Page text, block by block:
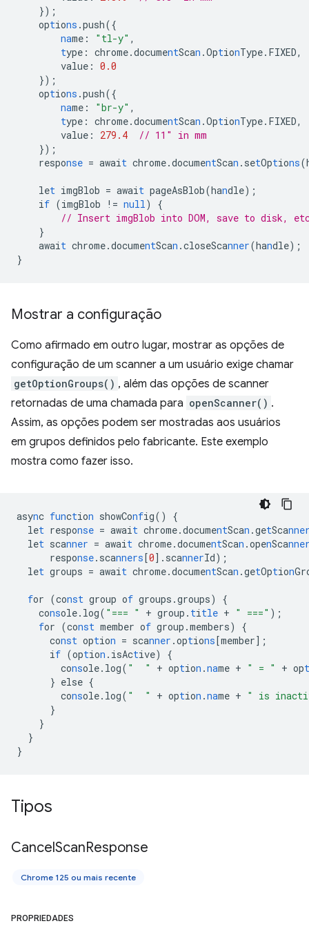
});
options .push({
name : "tl-y" ,
type : chrome.documentScan .OptionType.FIXED,
value : 0.0
});
options .push({
name : "br-y" ,
type : chrome.documentScan .OptionType.FIXED,
value : 279.4
// 11" in mm
});
response = await chrome.documentScan .setOptions
let imgBlob = await pageAsBlob(handle);
if (imgBlob != null)
{
// Insert imgBlob into DOM, save to disk,
}
await chrome.documentScan .closeScanner(handle);
}
Mostrar a configuração
Como afirmado em outro lugar, mostrar as opções de
configuração de um scanner a um usuário exige chamar
getOptionGroups() , além das opções de scanner
retornadas de uma chamada para openScanner() .
Assim, as opções podem ser mostradas aos usuários
em grupos definidos pelo fabricante. Este exemplo
mostra como fazer isso.
async function showConfig()
{
let response = await chrome.documentScan .getSca
let scanner = await chrome.documentScan .openSca
response.scanners[0] .scannerId);
let groups = await chrome.documentScan .getOption
for (const group of groups.groups)
{
console.log( "=== " + group. title + " ===" );
for (const member of group.members)
{
const option = scanner .options[member] ;
if (option .isActive)
{
console.log( "  " + option .name + " = " + opt
} else {
console.log( "  " + option .name + " is
}
}
}
}
Tipos
CancelScanResponse
Chrome 125 ou mais recente
PROPRIEDADES